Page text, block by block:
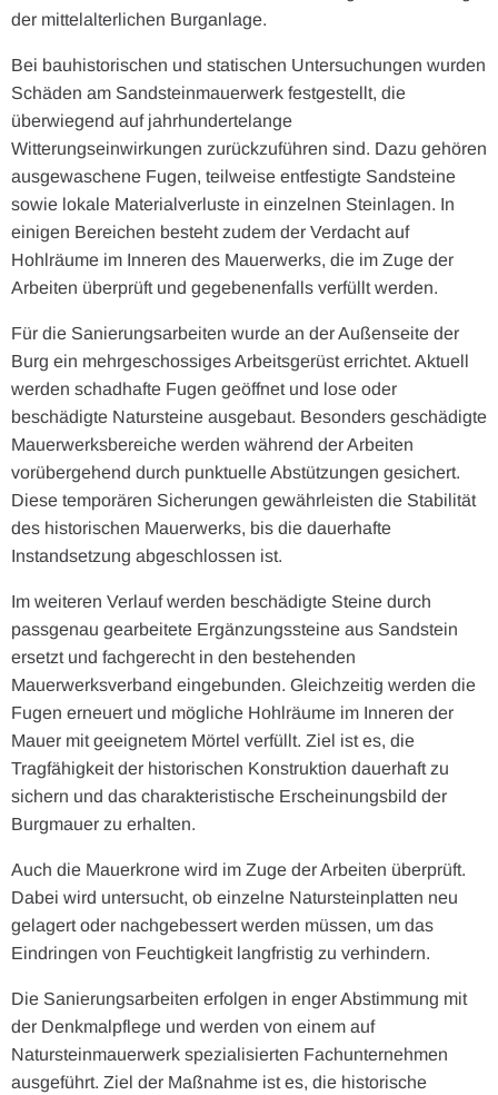
der mittelalterlichen Burganlage.
Bei bauhistorischen und statischen Untersuchungen wurden
Schäden am Sandsteinmauerwerk festgestellt, die
überwiegend auf jahrhundertelange
Witterungseinwirkungen zurückzuführen sind. Dazu gehören
ausgewaschene Fugen, teilweise entfestigte Sandsteine
sowie lokale Materialverluste in einzelnen Steinlagen. In
einigen Bereichen besteht zudem der Verdacht auf
Hohlräume im Inneren des Mauerwerks, die im Zuge der
Arbeiten überprüft und gegebenenfalls verfüllt werden.
Für die Sanierungsarbeiten wurde an der Außenseite der
Burg ein mehrgeschossiges Arbeitsgerüst errichtet. Aktuell
werden schadhafte Fugen geöffnet und lose oder
beschädigte Natursteine ausgebaut. Besonders geschädigte
Mauerwerksbereiche werden während der Arbeiten
vorübergehend durch punktuelle Abstützungen gesichert.
Diese temporären Sicherungen gewährleisten die Stabilität
des historischen Mauerwerks, bis die dauerhafte
Instandsetzung abgeschlossen ist.
Im weiteren Verlauf werden beschädigte Steine durch
passgenau gearbeitete Ergänzungssteine aus Sandstein
ersetzt und fachgerecht in den bestehenden
Mauerwerksverband eingebunden. Gleichzeitig werden die
Fugen erneuert und mögliche Hohlräume im Inneren der
Mauer mit geeignetem Mörtel verfüllt. Ziel ist es, die
Tragfähigkeit der historischen Konstruktion dauerhaft zu
sichern und das charakteristische Erscheinungsbild der
Burgmauer zu erhalten.
Auch die Mauerkrone wird im Zuge der Arbeiten überprüft.
Dabei wird untersucht, ob einzelne Natursteinplatten neu
gelagert oder nachgebessert werden müssen, um das
Eindringen von Feuchtigkeit langfristig zu verhindern.
Die Sanierungsarbeiten erfolgen in enger Abstimmung mit
der Denkmalpflege und werden von einem auf
Natursteinmauerwerk spezialisierten Fachunternehmen
ausgeführt. Ziel der Maßnahme ist es, die historische